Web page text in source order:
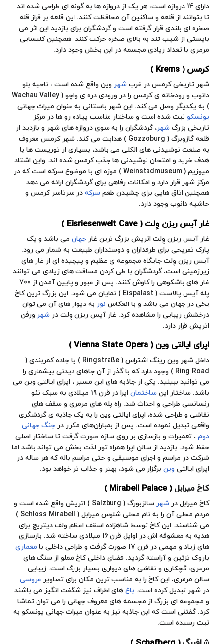
دارای 14 دروازه است، هر یک از دروازه ها به گونه ای طراحی شده اند
تا بتوانند از قلعه و ساکنین آن محافظت کنند. این قلعه بر فراز قله
صخره ای بلندی قرار گرفته است و گردشگران برای بازدید این اثر می
بایستی از شیب تند به بالای صخره حرکت کنند. همچنین کلیسایی
مرمری با تعداد زیادی مجسمه در این بخش وجود دارد.
کرمس ( Krems )
شهر تاریخی کرمس در غرب شهر وین واقع شده است ، ناحیه بلو
دانوب و رودخانه ی کرمس را در ورودی دره ی واچو ( Wachau Valley
) به یکدیگر وصل می کند. این شهر باستانی به عنوان میراث جهانی
یونسکو ثبت شده است و ساختار مناسب پیاده رو ها در مرکز
تاریخی بزرگ شهر، گردشگران را به سوی دروازه های شهر و بازدید از
قلعه
گازوبرگ ( Gozzoburg ) هدایت می کند. شهر کرمس معروف
به صنعت نوشیدنی های الکلی می باشد، بسیاری از توریست ها با
هدف خرید و امتحان نوشیدنی ها جذب کرمس شده اند. واین اشتاد
میوزیم ( Weinstadmuseum ) موزه ای با موضوع سرکه است که در
مرکز شهر قرار دارد و امکانات رفاهی برای گردشگران ارائه می دهد
همچنین اتاق هایی برای چشیدن طعم سرکه در سرتاسر کرمس و
حاشیه دانوب وجود دارد.
غار آیس ریزن وِلت ( Eisriesenwelt Cave )
غار آیس ریزن‌ وِلت اتریش بزرگ ‌ترین غار جهان می باشد و یک
پارک تفریحی برای طرفداران و دوستداران طبیعت به شمار می رود.
آیس ریزن وِلت جایگاه مجموعه ی عظیم و پیچیده ای از غار های
زیرزمینی است، گردشگران با طی کردن مسافت های زیادی می توانند
غار های باشکوهی را کاوش کنند. پس از عبور و پایین آمدن از 700
پله آیس پالاست ( Eispalast ) نمایان می شود. این بزرگ ترین کاخ
یخی در جهان می باشد و با انعکاس نور به دیوار های آن می توان
درخشش زیبایی را مشاهده کرد. غار آیس ریزن وِلت در شهر ورفن
اتریش قرار دارد.
اپرای ایالتی وین ( Vienna State Opera )
داخل شهر وین رینگ اشتراس ( Ringstraße ) یا جاده کمربندی (
Ring Road ) وجود دارد که با گذر از آن جاهای دیدنی بیشماری را
می توانید ببینید. یکی از جاذبه های این مسیر ، اپرای ایالتی وین می
باشد. ساختار این ساختمان
اپرا در قرن 19 میلادی به سبک نئو
رنسانسی طراحی و احداث شد. راه پله های مرمری و سقف های
نقاشی و طراحی شده، اپرای ایالتی وین را به یک جاذبه ی گردشگری
واقعی تبدیل نموده است. پس از بمباران‌های مکرر در جنگ جهانی
دوم ، تعمیرات و بازسازی بر روی سازه صورت گرفت تا ساختار اصلی
حفظ شود. بازدید از سالن اپرا همراه تور لذت بخش می تواند باشد اما
شرکت در مراسم و اجرای موسیقی و حتی مراسم باله که هر ساله در
اپرای ایالتی وین برگزار می شود، بهتر و جذاب تر خواهد بود.
کاخ میرابل ( Mirabell Palace )
کاخ میرابل در شهر سالزبورگ
( Salzburg ) اتریش واقع شده است و
مردم محلی آن را به نام محلی شلوس میرابل ( Schloss Mirabell )
می شناسند. این کاخ توسط شاهزاده اسقف اعظم ولف دیتریچ برای
هدیه به معشوقه اش در اوایل قرن 16 میلادی ساخته شد. بازسازی
های زیاد و مهمی در قرن 17 صورت گرفت و طراحی داخلی با
معماری
باروک تزئین و آراسته گردید. فضای داخلی کاخ مملو از سنگ های
مرمری، گچکاری و نقاشی های دیواری بسیار بزرگ است. زیبایی
سالن مرمری، این کاخ را به مناسب ترین مکان برای تصاویر عروسی
در شهر تبدیل کرده است. باغ های اطراف نیز شگفت انگیز می باشند
و مجموعه ای بزرگ از مجسمه های معروف جهانی را می توان تماشا
کرد. گفتنی است که این جاذبه نیز به عنوان میراث جهانی یونسکو به
ثبت رسیده است.